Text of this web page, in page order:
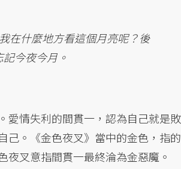
在什麼地方看這個月亮呢？後
今夜今月。
愛情失利的間貫一，認為自己就是敗
己。《金色夜叉》當中的金色，指的
叉意指間貫一最終淪為金惡魔。